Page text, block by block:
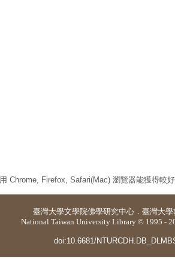
Chrome, Firefox, Safari(Mac) 瀏覽器能獲得較
臺灣大學文學院佛學研究中心 ． 臺灣大
National Taiwan University Library © 1995 -
doi:10.6681/